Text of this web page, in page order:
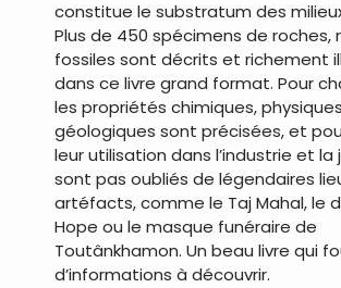
constitue le substratum des
Plus de 450 spécimens de roches,
fossiles sont décrits et richement
dans ce livre grand format. Pour
les propriétés chimiques,
géologiques sont précisées, et
leur utilisation dans l’industrie et la
sont pas oubliés de légendaires
artéfacts, comme le Taj Mahal, le
Hope ou le masque funéraire de
Toutânkhamon. Un beau livre qui
d’informations à découvrir.